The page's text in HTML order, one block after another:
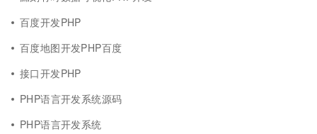
百度开发PHP
百度地图开发PHP百度
接口开发PHP
PHP语言开发系统源码
PHP语言开发系统